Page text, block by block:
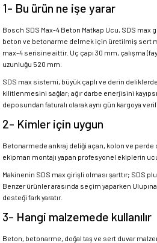
1- Bu ürün ne işe yarar
Bosch SDS Max-4 Beton Matkap Ucu, SDS max
beton ve betonarme delmek için üretilmiş sert
max-4 serisine aittir. Uç çapı 30 mm, çalışma
uzunluğu 520 mm.
SDS max sistemi, büyük çaplı ve derin
kilitlenmesini sağlar; ağır darbe enerjisini
deposundan faturalı olarak aynı gün kargoya
2- Kimler için uygun
Betonarmede ankraj deliği açan, kolon ve perde
ekipman montajı yapan profesyonel ekiplerin
Makinenin SDS max girişli olması şarttır; SDS
Benzer ürünler arasında seçim yaparken
desteği fark yaratır.
3- Hangi malzemede kullanılır
Beton, betonarme, doğal taş ve sert duvar